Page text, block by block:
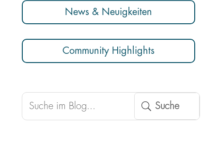
News & Neuigkeiten
Community Highlights